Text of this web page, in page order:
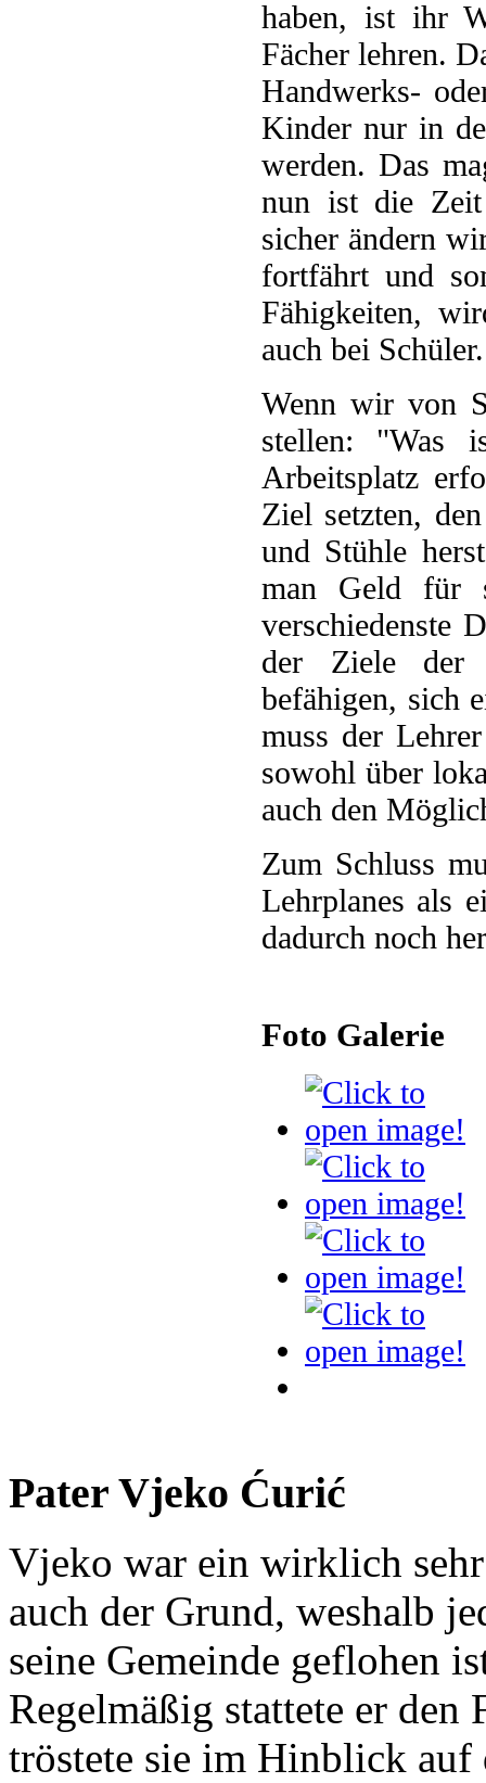
haben, ist ihr
Fächer lehren.
Handwerks-
Kinder nur in
werden. Das
nun ist die Zeit
sicher ändern
fortfährt und
Fähigkeiten,
auch bei Schüler.
Wenn wir von
stellen: "Was
Arbeitsplatz
Ziel setzten,
und Stühle
man Geld für
verschiedenste
der Ziele der
befähigen, sich
muss der
sowohl über
auch den
Zum Schluss
Lehrplanes als
dadurch noch
Foto Galerie
Pater Vjeko Ćurić
Vjeko war ein wirklich
auch der Grund, weshalb
seine Gemeinde geflohen
Regelmäßig stattete er
tröstete sie im Hinblick